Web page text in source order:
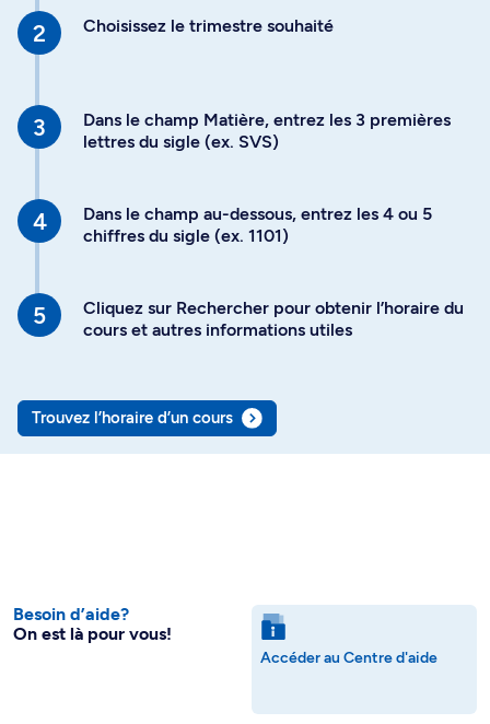
Choisissez le trimestre souhaité
Dans le champ Matière, entrez les 3 premières
lettres du sigle (ex. SVS)
Dans le champ au-dessous, entrez les 4 ou 5
chiffres du sigle (ex. 1101)
Cliquez sur Rechercher pour obtenir l’horaire du
cours et autres informations utiles
Trouvez l’horaire d’un cours
Besoin d’aide?
On est là pour vous!
Accéder au Centre d'aide